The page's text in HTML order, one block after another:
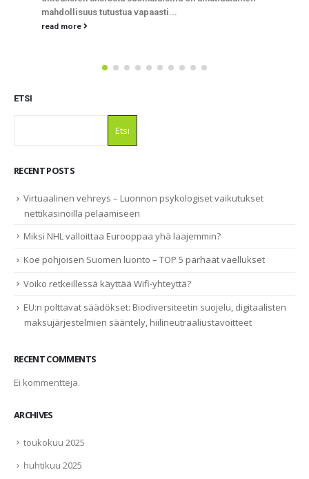
ympäristöissä. Osa suosii futuristisia teemoja, osa
read more
ETSI
Etsi
RECENT POSTS
Virtuaalinen vehreys – Luonnon psykologiset vaikutukset
nettikasinoilla pelaamiseen
Miksi NHL valloittaa Eurooppaa yhä laajemmin?
Koe pohjoisen Suomen luonto – TOP 5 parhaat vaellukset
Voiko retkeillessä käyttää Wifi-yhteyttä?
EU:n polttavat säädökset: Biodiversiteetin suojelu, digitaalisten
maksujärjestelmien sääntely, hiilineutraaliustavoitteet
RECENT COMMENTS
Ei kommentteja.
ARCHIVES
toukokuu 2025
huhtikuu 2025